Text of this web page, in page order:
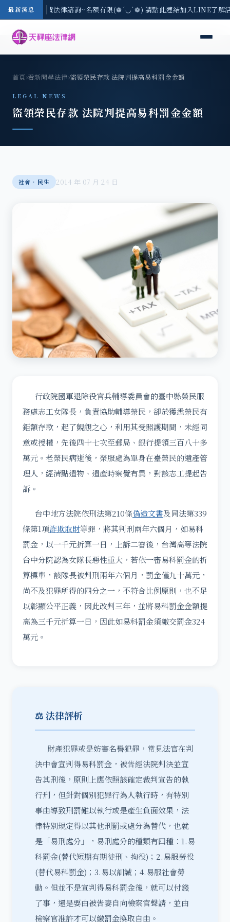
最新消息
3(一) 現場免費法律諮詢~名額有限(❁´◡`❁) 請點此連結加入LINE了
首頁›看新聞學法律›盜領榮民存款 法院判提高易科罰金金額
LEGAL NEWS
盜領榮民存款 法院判提高易科罰金金額
社會‧民生 2014 年 07 月 24 日
行政院國軍退除役官兵輔導委員會的臺中縣榮民服
務處志工女隊長，負責協助輔導榮民，卻於獲悉榮民有
鉅額存款，起了覬覦之心，利用其受照護期間，未經同
意或授權，先後四十七次至郵局、銀行提領三百八十多
萬元。老榮民病逝後，榮服處為單身在臺榮民的遺產管
理人，經清點遺物、遺產時察覺有異，對該志工提起告
訴。
台中地方法院依刑法第210條偽造文書及同法第339
條第1項詐欺取財等罪，將其判刑兩年六個月，如易科
罰金，以一千元折算一日，上訴二審後，台灣高等法院
台中分院認為女隊長惡性重大，若依一審易科罰金的折
算標準，該隊長被判刑兩年六個月，罰金僅九十萬元，
尚不及犯罪所得的四分之一，不符合比例原則，也不足
以彰顯公平正義，因此改判三年，並將易科罰金金額提
高為三千元折算一日，因此如易科罰金須繳交罰金324
萬元。
⚖️ 法律評析
財產犯罪或是妨害名譽犯罪，常見法官在判
決中會宣判得易科罰金，被告經法院判決並宣
告其刑後，原則上應依照該確定裁判宣告的執
行刑，但針對個別犯罪行為人執行時，有特別
事由導致刑罰難以執行或是產生負面效果，法
律特別規定得以其他刑罰或處分為替代，也就
是「易刑處分」，易刑處分的種類有四種：1.易
科罰金(替代短期有期徒刑、拘役)；2.易服勞役
(替代易科罰金)；3.易以訓誡；4.易服社會勞
動。但並不是宣判得易科罰金後，就可以付錢
了事，還是要由被告妻自向檢察官聲請，並由
檢察官准許才可以繳罰金換取自由。